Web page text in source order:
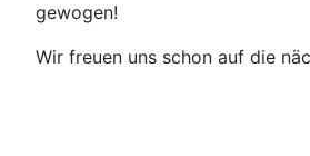
gewogen!
Wir freuen uns schon auf die